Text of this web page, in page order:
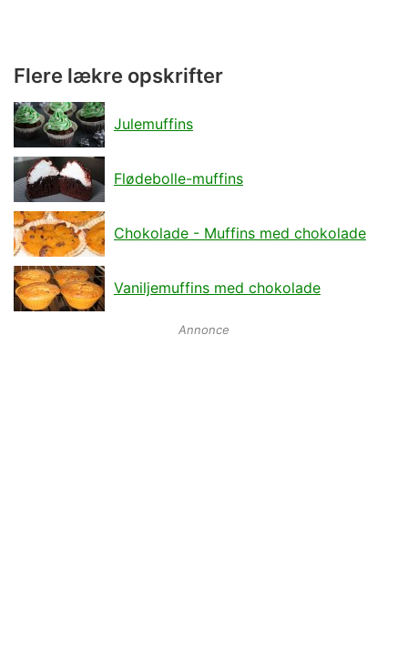
Flere lækre opskrifter
Julemuffins
Flødebolle-muffins
Chokolade - Muffins med chokolade
Vaniljemuffins med chokolade
Annonce